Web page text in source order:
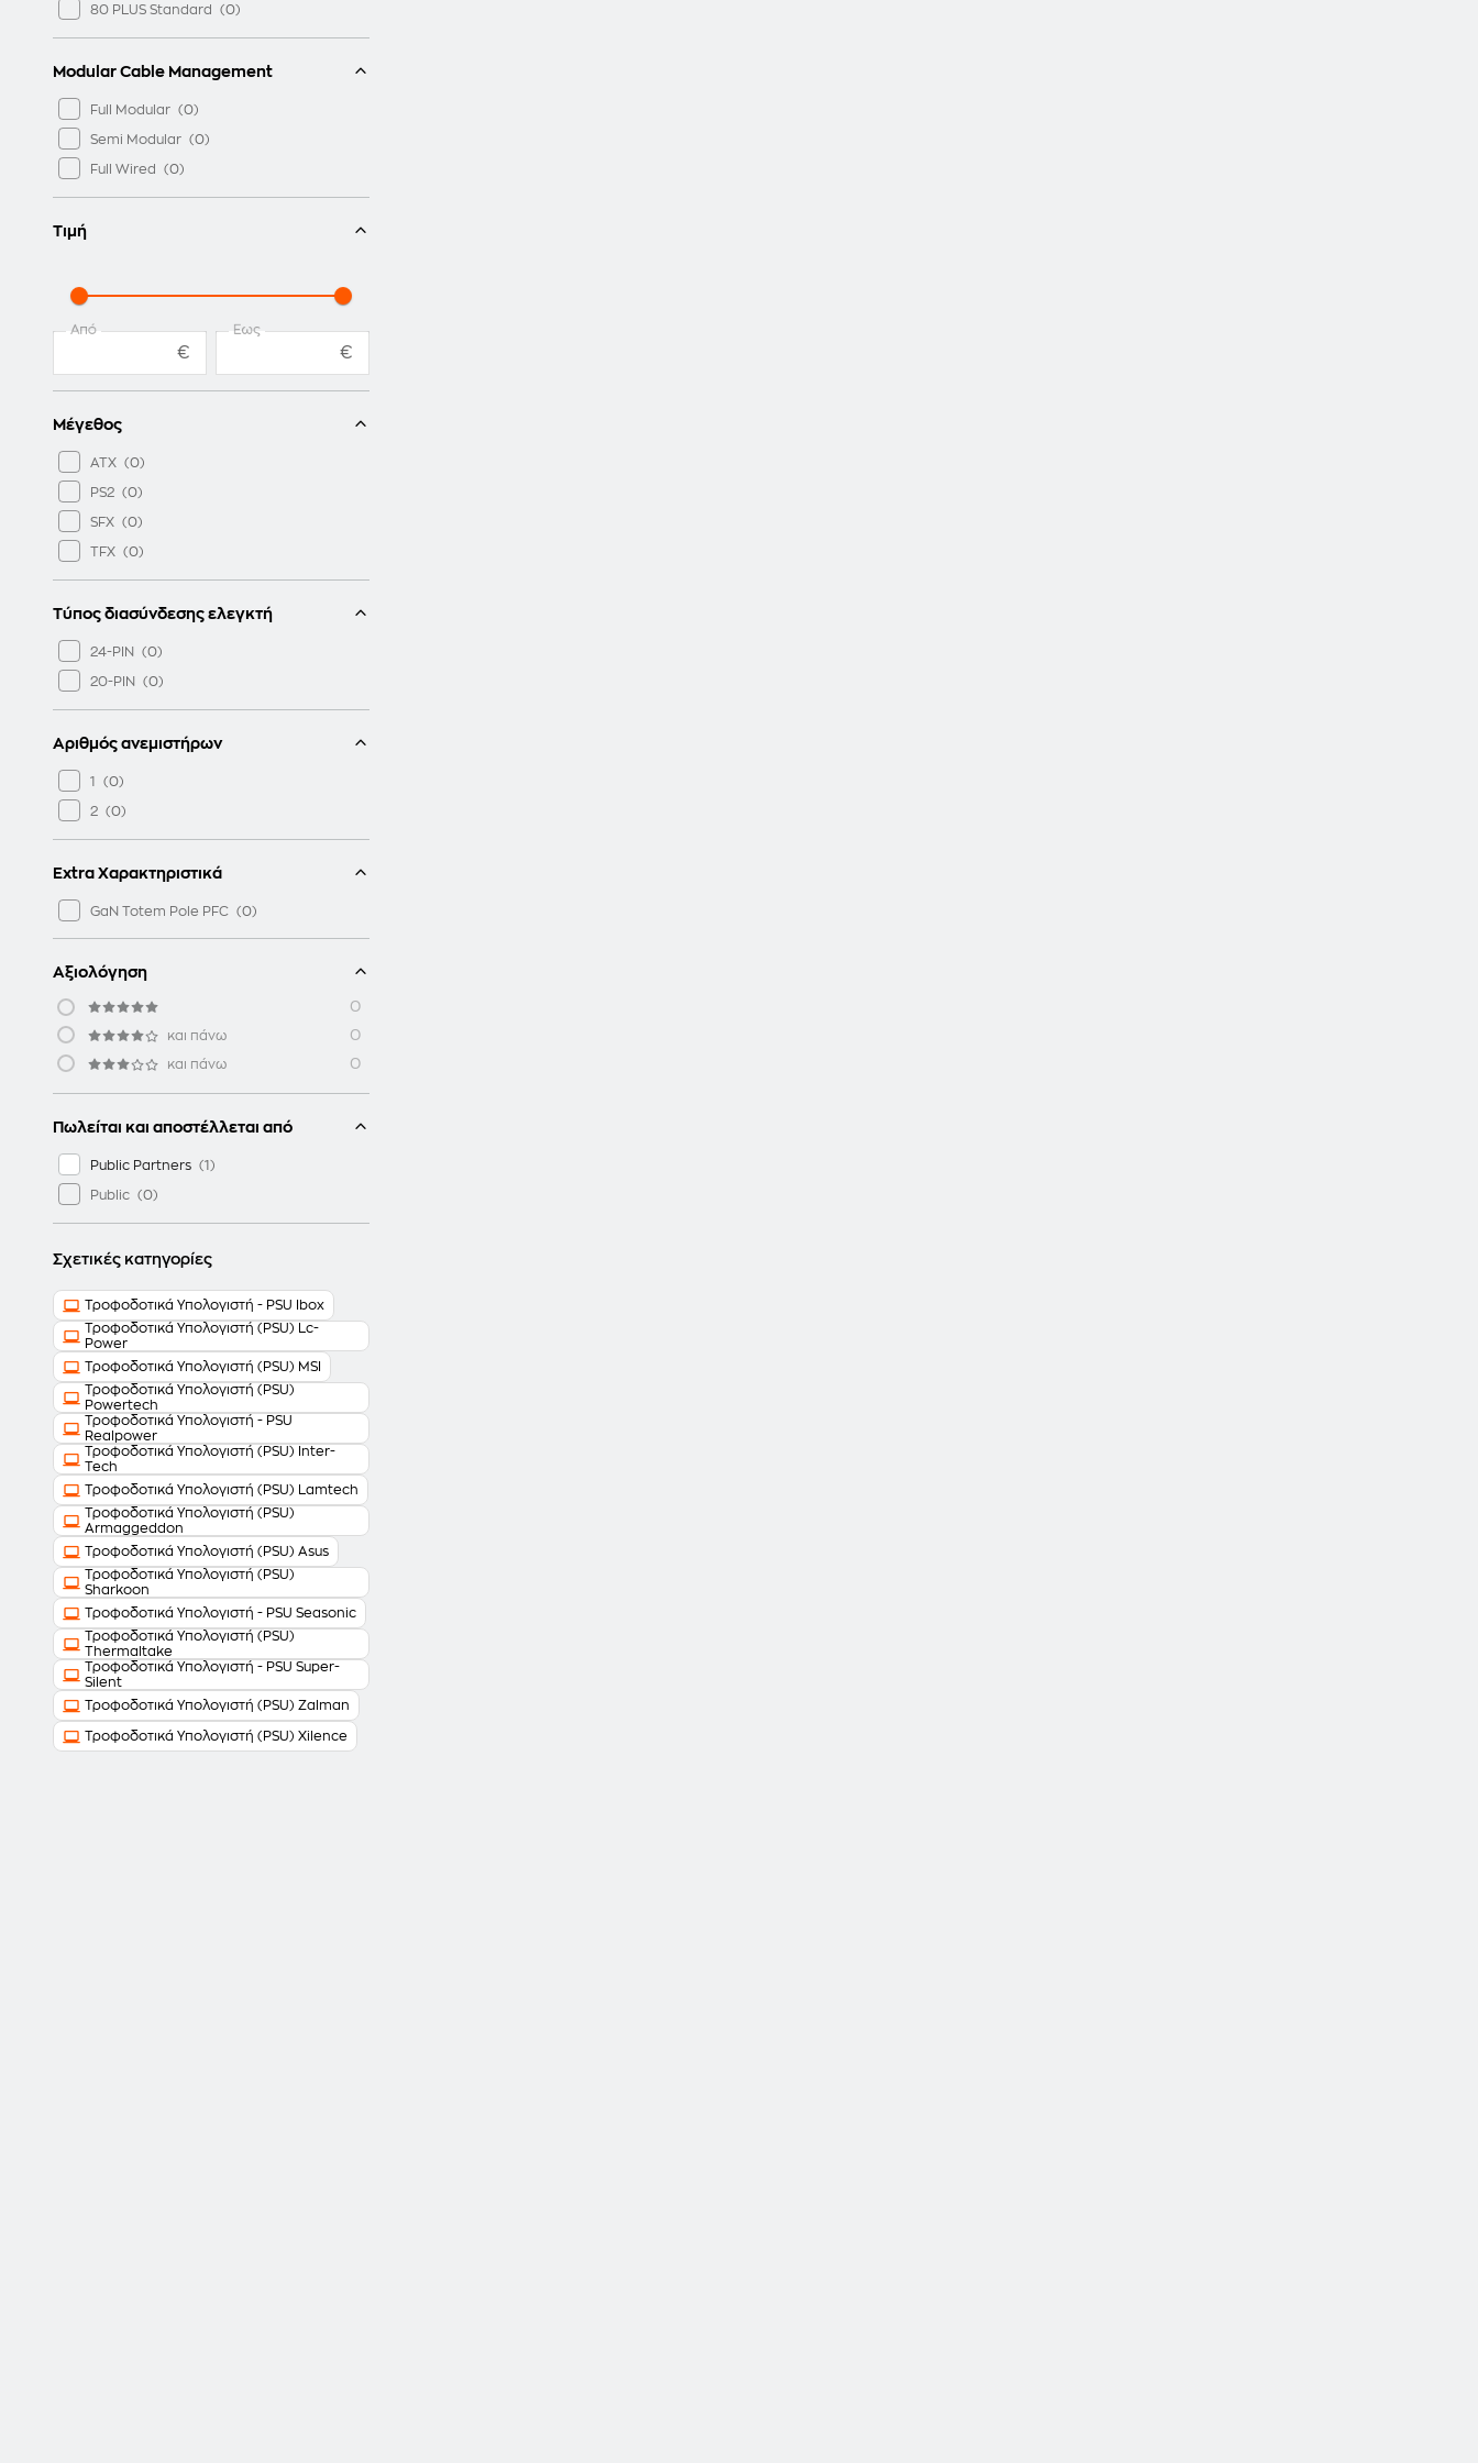
80 PLUS Standard
Modular Cable Management
Full Modular
Semi Modular
Full Wired
Τιμή
Από
€
Έως
€
Μέγεθος
ATX
PS2
SFX
TFX
Τύπος διασύνδεσης ελεγκτή
24-PIN
20-PIN
Αριθμός ανεμιστήρων
1
2
Extra Χαρακτηριστικά
GaN Totem Pole PFC
Αξιολόγηση
0
και πάνω 0
και πάνω 0
Πωλείται και αποστέλλεται από
Public Partners
Public
Σχετικές κατηγορίες
Τροφοδοτικά Υπολογιστή - PSU Ibox
Τροφοδοτικά Υπολογιστή (PSU) Lc-
Power
Τροφοδοτικά Υπολογιστή (PSU) MSI
Τροφοδοτικά Υπολογιστή (PSU)
Powertech
Τροφοδοτικά Υπολογιστή - PSU
Realpower
Τροφοδοτικά Υπολογιστή (PSU) Inter-
Tech
Τροφοδοτικά Υπολογιστή (PSU) Lamtech
Τροφοδοτικά Υπολογιστή (PSU)
Armaggeddon
Τροφοδοτικά Υπολογιστή (PSU) Asus
Τροφοδοτικά Υπολογιστή (PSU)
Sharkoon
Τροφοδοτικά Υπολογιστή - PSU Seasonic
Τροφοδοτικά Υπολογιστή (PSU)
Thermaltake
Τροφοδοτικά Υπολογιστή - PSU Super-
Silent
Τροφοδοτικά Υπολογιστή (PSU) Zalman
Τροφοδοτικά Υπολογιστή (PSU) Xilence